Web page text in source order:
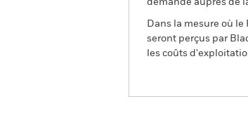
demande auprès de
Dans la mesure où
seront perçus par
les coûts